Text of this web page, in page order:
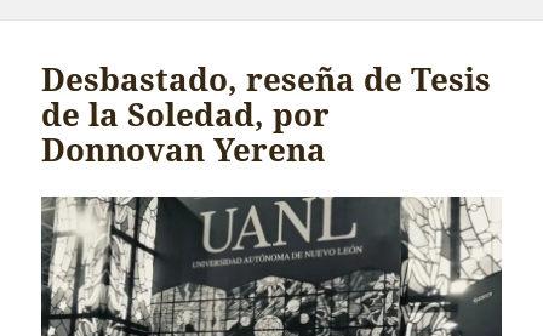
Desbastado, reseña de Tesis
de la Soledad, por
Donnovan Yerena